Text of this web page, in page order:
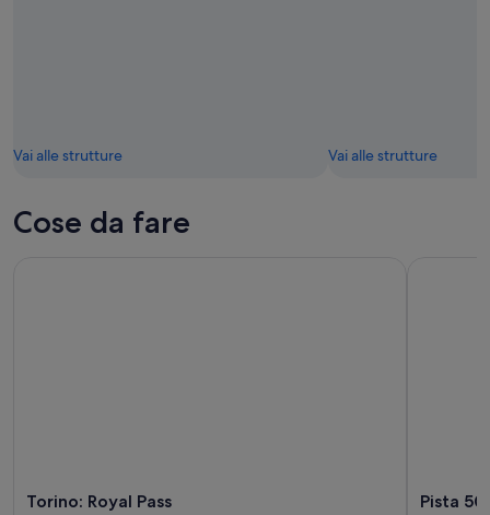
Vai alle strutture Vai alle strutture
Cose da fare
Torino: Royal Pass Pista